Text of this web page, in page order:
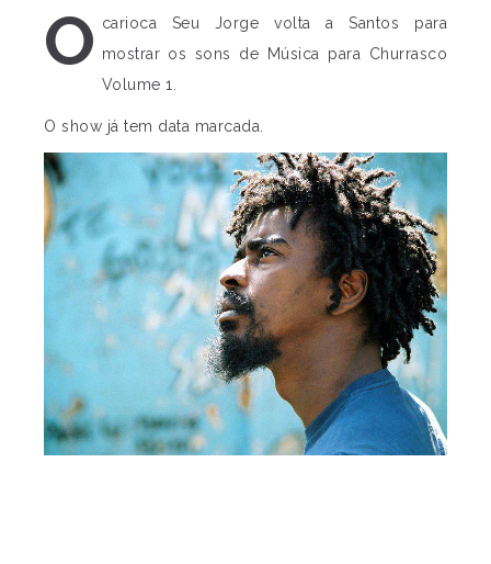
O carioca Seu Jorge volta a Santos para
mostrar os sons de Música para Churrasco
Volume 1.
O show já tem data marcada.